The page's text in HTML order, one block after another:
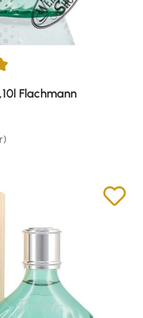
5 Sternen
Flachmann